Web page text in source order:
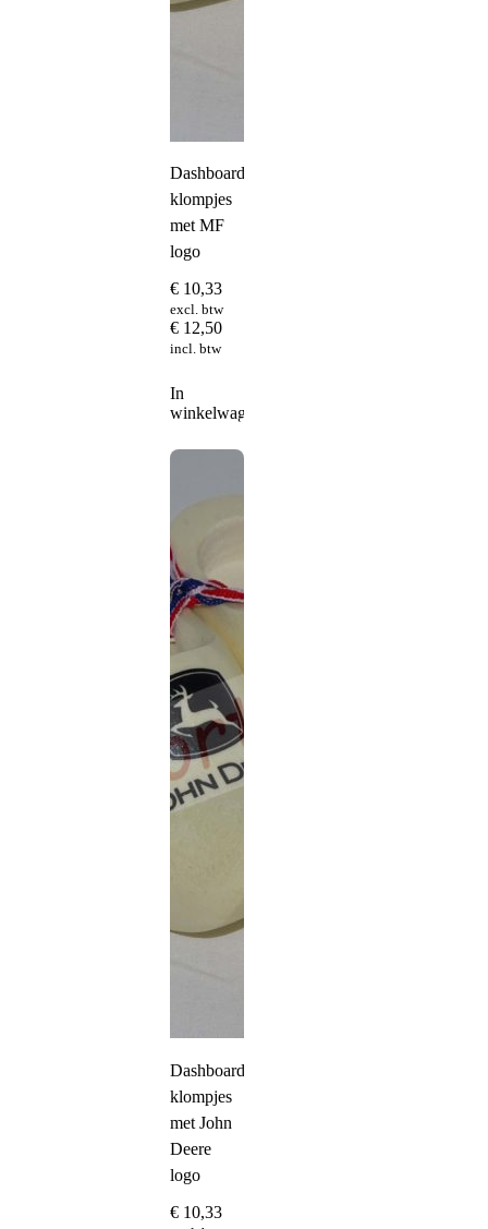
Dashboard
klompjes
met MF
logo
€ 10,33
excl. btw
€ 12,50
incl. btw
In
winkelwagen
Dashboard
klompjes
met John
Deere
logo
€ 10,33